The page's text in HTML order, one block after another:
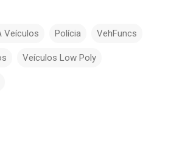
Veículos Polícia VehFuncs
Veículos Low Poly